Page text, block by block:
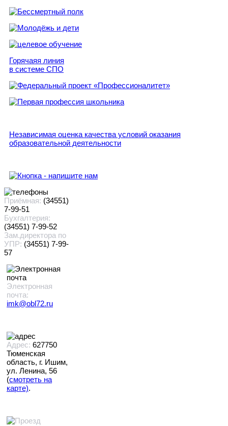
Горячаяя линия
в системе СПО
Независимая оценка качества условий оказания
образовательной деятельности
Приёмная: (34551)
7-99-51
Бухгалтерия:
(34551) 7-99-52
Зам.директора по
УПР: (34551) 7-99-
57
Электронная
почта:
imk@obl72.ru
Адрес: 627750
Тюменская
область, г. Ишим,
ул. Ленина, 56
(смотреть на
карте).